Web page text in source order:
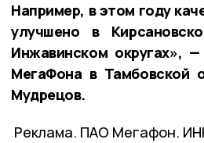
Например, в этом году
улучшено в
Инжавинском округах»,
МегаФона в Тамбовской
Мудрецов.
Реклама. ПАО Мегафон.